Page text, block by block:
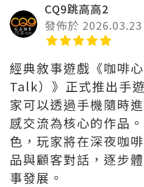
CQ9跳高高2
發佈於 2026.03.23
經典敘事遊戲《咖啡
Talk）》正式推出手
家可以透過手機隨時
感交流為核心的作品
色，玩家將在深夜咖
品與顧客對話，逐步
事發展。